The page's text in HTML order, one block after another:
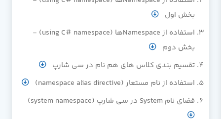
بخش اول
استفاده از Namespaceها (using C# namespace) -
بخش دوم
تقسیم بندی کلاس های هم نام در سی شارپ
استفاده از نام مستعار (namespace alias directive)
فضای نام System در سی شارپ (system namespace)